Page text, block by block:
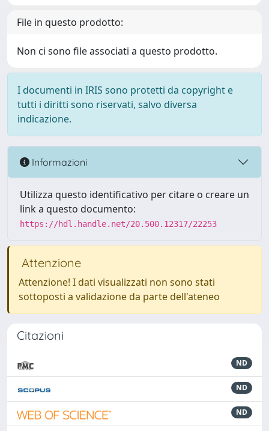
File in questo prodotto:
Non ci sono file associati a questo prodotto.
I documenti in IRIS sono protetti da copyright e
tutti i diritti sono riservati, salvo diversa
indicazione.
Informazioni
Utilizza questo identificativo per citare o creare un
link a questo documento:
https://hdl.handle.net/20.500.12317/22253
Attenzione
Attenzione! I dati visualizzati non sono stati
sottoposti a validazione da parte dell'ateneo
Citazioni
ND
ND
ND